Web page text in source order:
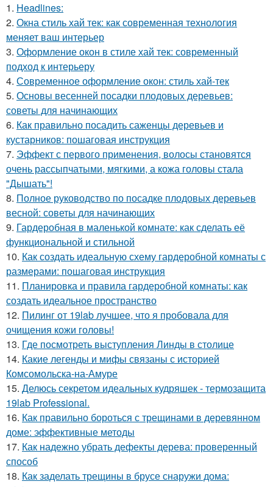
1. Headlines:
2. Окна стиль хай тек: как современная технология
меняет ваш интерьер
3. Оформление окон в стиле хай тек: современный
подход к интерьеру
4. Современное оформление окон: стиль хай-тек
5. Основы весенней посадки плодовых деревьев:
советы для начинающих
6. Как правильно посадить саженцы деревьев и
кустарников: пошаговая инструкция
7. Эффект с первого применения, волосы становятся
очень рассыпчатыми, мягкими, а кожа головы стала
"Дышать"!
8. Полное руководство по посадке плодовых деревьев
весной: советы для начинающих
9. Гардеробная в маленькой комнате: как сделать её
функциональной и стильной
10. Как создать идеальную схему гардеробной комнаты с
размерами: пошаговая инструкция
11. Планировка и правила гардеробной комнаты: как
создать идеальное пространство
12. Пилинг от 19lab лучшее, что я пробовала для
очищения кожи головы!
13. Где посмотреть выступления Линды в столице
14. Какие легенды и мифы связаны с историей
Комсомольска-на-Амуре
15. Делюсь секретом идеальных кудряшек - термозащита
19lab Professional.
16. Как правильно бороться с трещинами в деревянном
доме: эффективные методы
17. Как надежно убрать дефекты дерева: проверенный
способ
18. Как заделать трещины в брусе снаружи дома: